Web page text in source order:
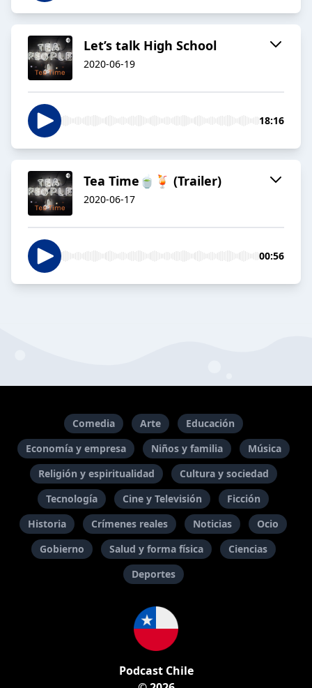
Let’s talk High School
2020-06-19
18:16
Tea Time🍵🍹 (Trailer)
2020-06-17
00:56
Comedia Arte
Educación
Economía y empresa
Niños y familia
Música
Religión y espiritualidad
Cultura y sociedad
Tecnología
Cine y Televisión
Ficción
Historia
Crímenes reales Noticias
Ocio
Gobierno
Salud y forma física
Ciencias
Deportes
Podcast Chile